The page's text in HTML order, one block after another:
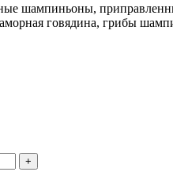
шампиньоны,
говядина, грибы
+